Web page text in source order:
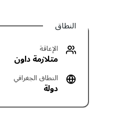
النطاق
الإعاقة
متلازمة داون
النطاق الجغرافي
دولة